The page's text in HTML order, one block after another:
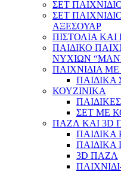
ΣΕΤ
ΣΕΤ
ΑΞΕΣΟΥΑΡ
ΠΙΣΤΟΛΙΑ
ΠΑΙΔΙΚΟ
ΝΥΧΙΩΝ
ΠΑΙΧΝΙΔΙΑ
ΚΟΥΖΙΝΙΚΑ
ΣΕΤ ΜΕ
ΠΑΖΛ ΚΑΙ 3D
ΠΑΙΔΙΚΑ
ΠΑΙΔΙΚΑ
3D ΠΑΖΛ